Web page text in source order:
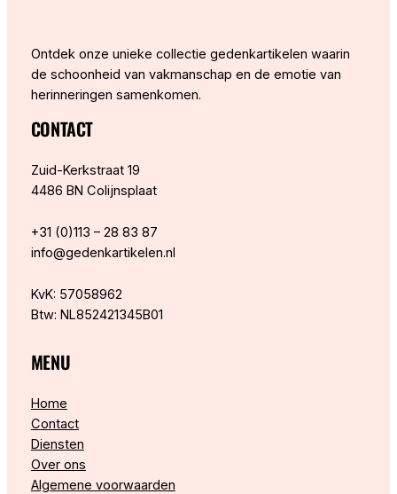
Ontdek onze unieke collectie gedenkartikelen waarin
de schoonheid van vakmanschap en de emotie van
herinneringen samenkomen.
CONTACT
Zuid-Kerkstraat 19
4486 BN Colijnsplaat
+31 (0)113 – 28 83 87
info@gedenkartikelen.nl
KvK: 57058962
Btw: NL852421345B01
MENU
Home
Contact
Diensten
Over ons
Algemene voorwaarden